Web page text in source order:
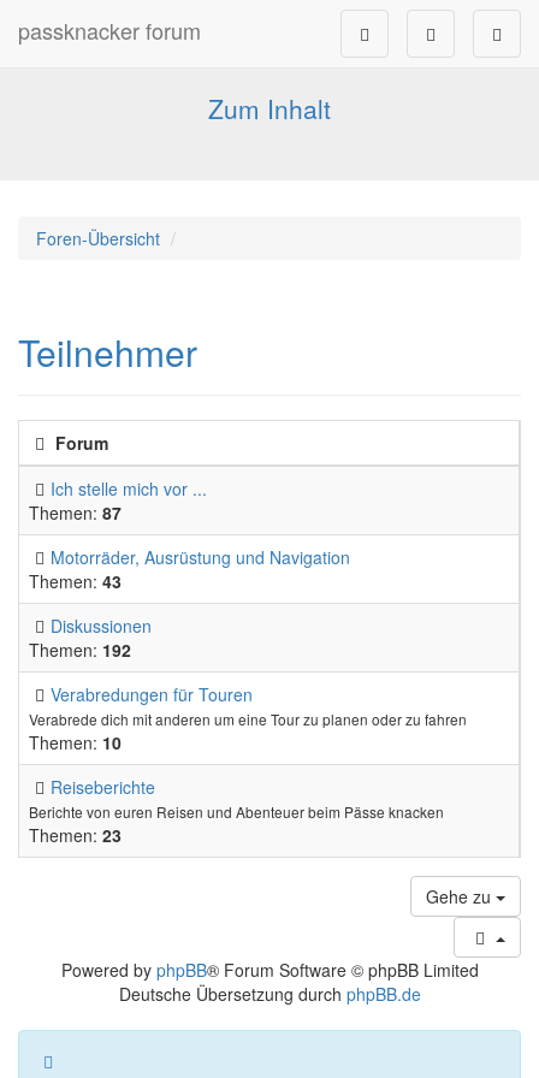
passknacker forum
Forum für alle Pässe- und Tourenfahrer
Zum Inhalt
Foren-Übersicht
Teilnehmer
Forum
Ich stelle mich vor ...
Themen: 87
Motorräder, Ausrüstung und Navigation
Themen: 43
Diskussionen
Themen: 192
Verabredungen für Touren
Verabrede dich mit anderen um eine Tour zu planen oder zu fahren
Themen: 10
Reiseberichte
Berichte von euren Reisen und Abenteuer beim Pässe knacken
Themen: 23
Gehe zu
Powered by phpBB® Forum Software © phpBB Limited
Deutsche Übersetzung durch phpBB.de